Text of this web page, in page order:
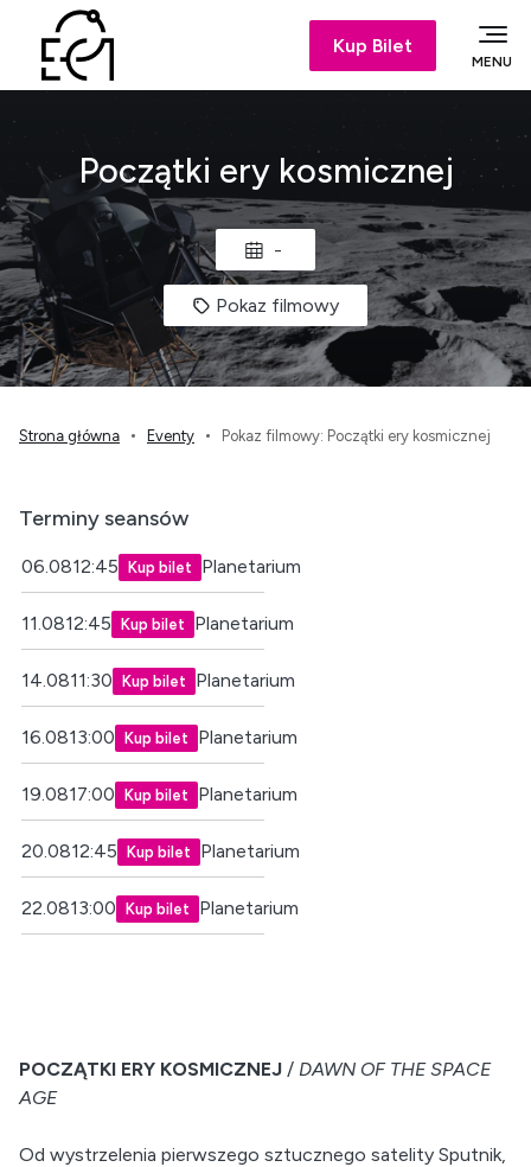
Kup Bilet
MENU
Początki ery kosmicznej
-
Pokaz filmowy
Strona główna Eventy Pokaz filmowy: Początki ery kosmicznej
POCZĄTKI ERY KOSMICZNEJ / DAWN OF THE SPACE
AGE
Od wystrzelenia pierwszego sztucznego satelity Sputnik,
Terminy seansów
06.0812:45 Kup bilet Planetarium
11.0812:45 Kup bilet Planetarium
14.0811:30 Kup bilet Planetarium
16.0813:00 Kup bilet Planetarium
19.0817:00 Kup bilet Planetarium
20.0812:45 Kup bilet Planetarium
22.0813:00 Kup bilet Planetarium